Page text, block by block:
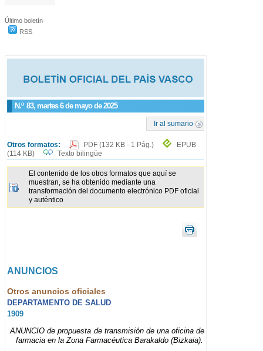
Último boletín
RSS
N.º 83, martes 6 de mayo de 2025
Ir al sumario
Otros formatos: PDF (132 KB - 1 Pág.)
EPUB
(114 KB)
Texto bilingüe
El contenido de los otros formatos que aquí se
muestran, se ha obtenido mediante una
transformación del documento electrónico PDF oficial
y auténtico
ANUNCIOS
Otros anuncios oficiales
DEPARTAMENTO DE SALUD
1909
ANUNCIO de propuesta de transmisión de una oficina de
farmacia en la Zona Farmacéutica Barakaldo (Bizkaia).